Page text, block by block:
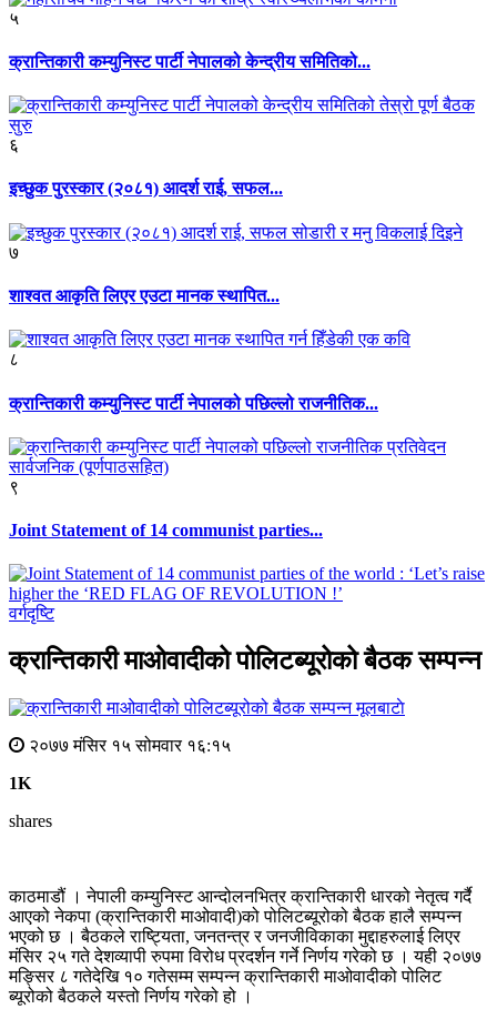
५
क्रान्तिकारी कम्युनिस्ट पार्टी नेपालको केन्द्रीय समितिको...
६
इच्छुक पुरस्कार (२०८१) आदर्श राई, सफल...
७
शाश्वत आकृति लिएर एउटा मानक स्थापित...
८
क्रान्तिकारी कम्युनिस्ट पार्टी नेपालको पछिल्लो राजनीतिक...
९
Joint Statement of 14 communist parties...
वर्गदृष्टि
क्रान्तिकारी माओवादीको पोलिटब्यूरोको बैठक सम्पन्न
मूलबाटाे
२०७७ मंसिर १५ सोमवार १६:१५
1K
shares
काठमाडौं । नेपाली कम्युनिस्ट आन्दोलनभित्र क्रान्तिकारी धारको नेतृत्व गर्दै
आएको नेकपा (क्रान्तिकारी माओवादी)को पोलिटब्यूरोको बैठक हालै सम्पन्न
भएको छ । बैठकले राष्ट्यिता, जनतन्त्र र जनजीविकाका मुद्दाहरुलाई लिएर
मंसिर २५ गते देशव्यापी रुपमा विरोध प्रदर्शन गर्ने निर्णय गरेको छ । यही २०७७
मङ्सिर ८ गतेदेखि १० गतेसम्म सम्पन्न क्रान्तिकारी माओवादीको पोलिट
ब्यूरोको बैठकले यस्तो निर्णय गरेको हो ।